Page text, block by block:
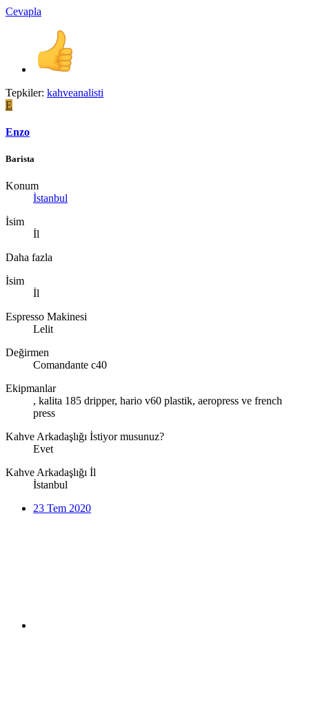
Cevapla
Tepkiler: kahveanalisti
E
Enzo
Barista
Konum
İstanbul
İsim
İl
Daha fazla
İsim
İl
Espresso Makinesi
Lelit
Değirmen
Comandante c40
Ekipmanlar
, kalita 185 dripper, hario v60 plastik, aeropress ve french
press
Kahve Arkadaşlığı İstiyor musunuz?
Evet
Kahve Arkadaşlığı İl
İstanbul
23 Tem 2020